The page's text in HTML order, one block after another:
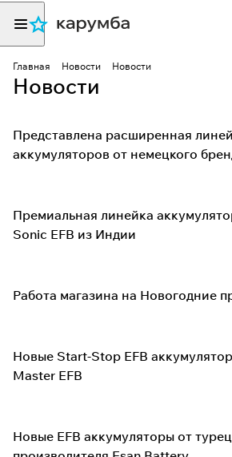
Главная Новости Новости
Новости
Представлена расширенная
аккумуляторов от немецкого
Премиальная линейка
Sonic EFB из Индии
Работа магазина на Новогодние
Новые Start-Stop EFB
Master EFB
Новые EFB аккумуляторы от